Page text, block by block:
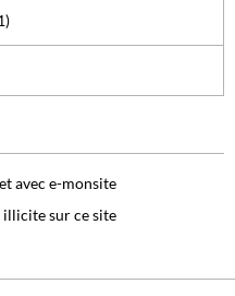
avec e-monsite
illicite sur ce site